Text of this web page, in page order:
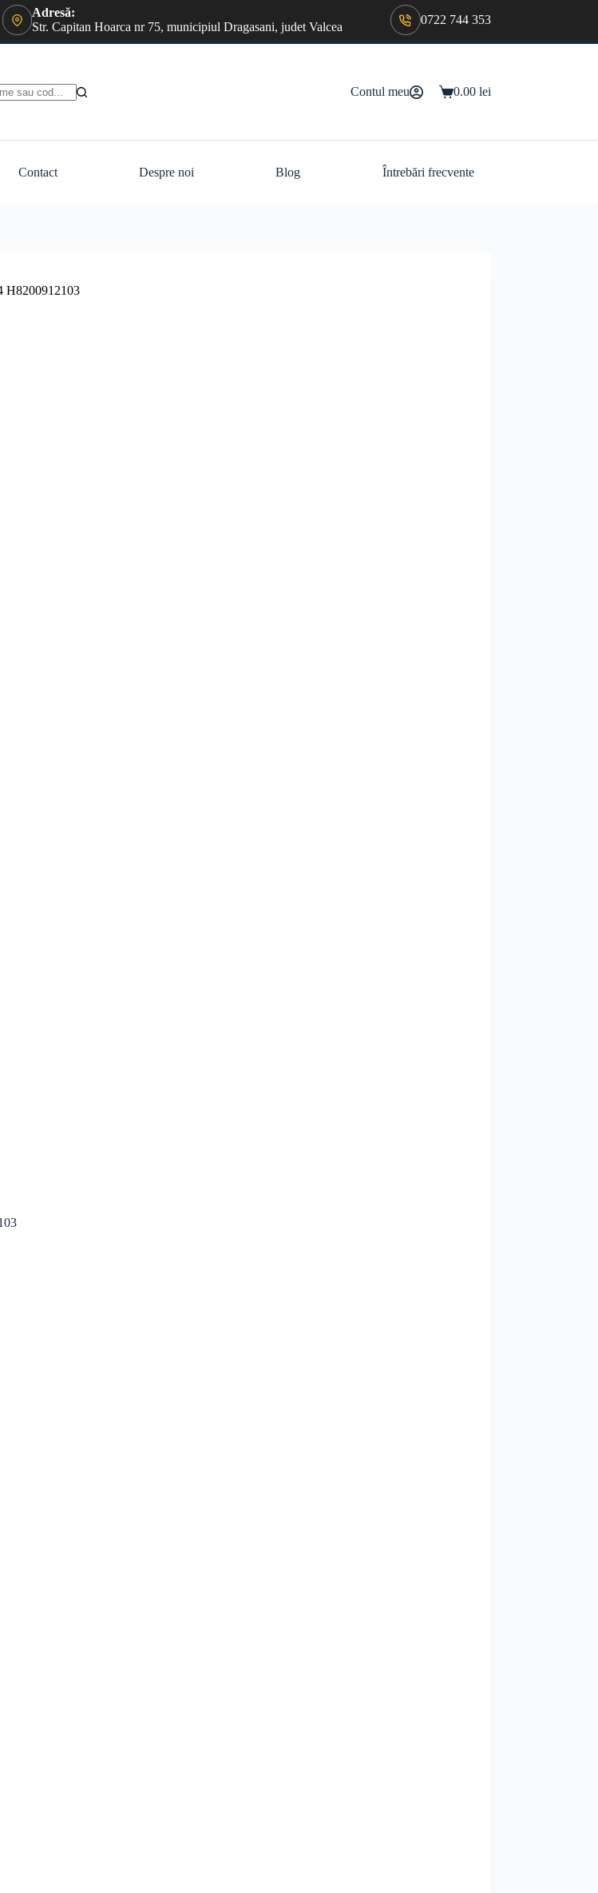
Adresă:
Str. Capitan Hoarca nr 75, municipiul Dragasani, judet Valcea
0722 744 353
Contul meu
Coș0.00 lei
Contact Despre noi Blog Întrebări frecvente
H8200912103